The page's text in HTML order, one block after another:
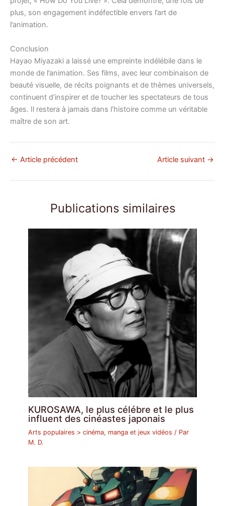
plus, son engagement indéfectible envers l’art de
l’animation.
Conclusion
Hayao Miyazaki a laissé une empreinte indélébile dans le
monde de l’animation. Ses films, avec leur combinaison de
beauté visuelle, de récits poignants et de thèmes universels,
continuent d’inspirer et de toucher les spectateurs de tous
âges. Il restera à jamais dans l’histoire comme un véritable
maître de son art.
← Article précédent Article suivant →
Publications similaires
KUROSAWA, le plus célébre et le plus
influent des cinéastes japonais
Arts populaires > cinéma, manga et jeux vidéos / Par
M. D.